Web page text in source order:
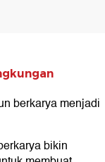
berkarya menjadi
bikin